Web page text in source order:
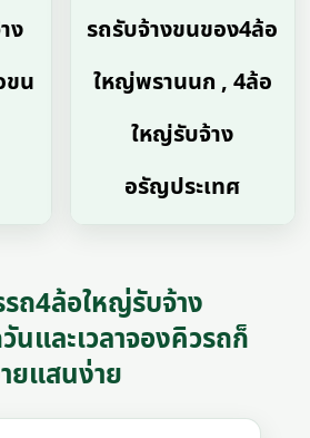
ง
ขน
รถรับจ้างขนของ4ล้อ
ใหญ่พรานนก , 4ล้อ
ใหญ่รับจ้าง
อรัญประเทศ
รถ4ล้อใหญ่รับจ้าง
และเวลาจองคิวรถก็
ยแสนง่าย